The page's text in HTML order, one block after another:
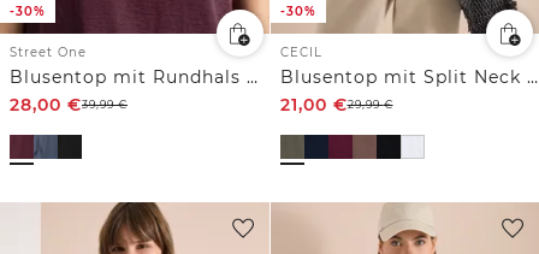
-30%
Street One
Blusentop mit Rundhals und Tape-Detail
28,00 €39,99€
-30%
CECIL
Blusentop mit Split Neck und Bändern
21,00 €29,99€